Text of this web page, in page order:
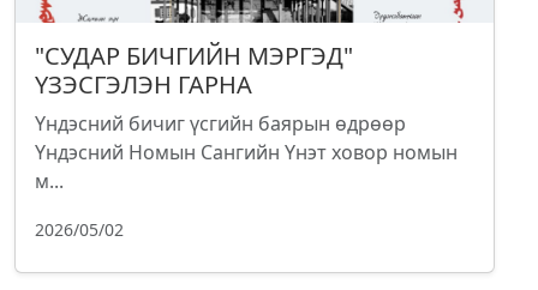
"СУДАР БИЧГИЙН МЭРГЭД"
ҮЗЭСГЭЛЭН ГАРНА
Үндэсний бичиг үсгийн баярын өдрөөр
Үндэсний Номын Сангийн Үнэт ховор номын
м...
2026/05/02